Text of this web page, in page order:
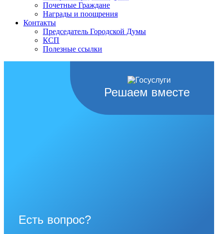
Почетные Граждане
Награды и поощрения
Контакты
Председатель Городской Думы
КСП
Полезные ссылки
Решаем вместе
Есть вопрос?